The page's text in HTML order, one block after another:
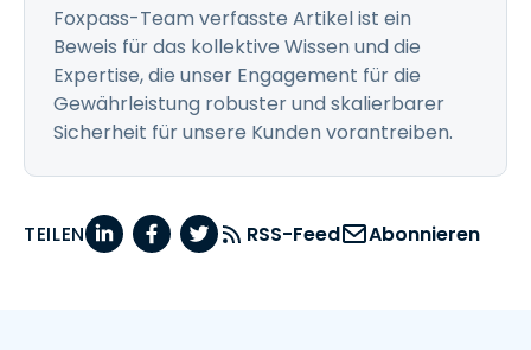
Foxpass-Team verfasste Artikel ist ein
Beweis für das kollektive Wissen und die
Expertise, die unser Engagement für die
Gewährleistung robuster und skalierbarer
Sicherheit für unsere Kunden vorantreiben.
TEILEN RSS-Feed Abonnieren